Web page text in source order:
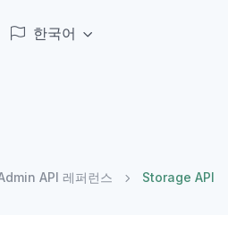
한국어
API 레퍼런스 Storage API